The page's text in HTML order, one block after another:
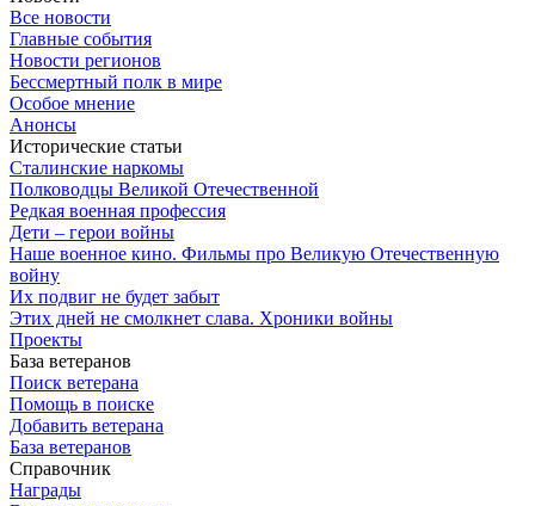
Все новости
Главные события
Новости регионов
Бессмертный полк в мире
Особое мнение
Анонсы
Исторические статьи
Сталинские наркомы
Полководцы Великой Отечественной
Редкая военная профессия
Дети – герои войны
Наше военное кино. Фильмы про Великую Отечественную
войну
Их подвиг не будет забыт
Этих дней не смолкнет слава. Хроники войны
Проекты
База ветеранов
Поиск ветерана
Помощь в поиске
Добавить ветерана
База ветеранов
Справочник
Награды